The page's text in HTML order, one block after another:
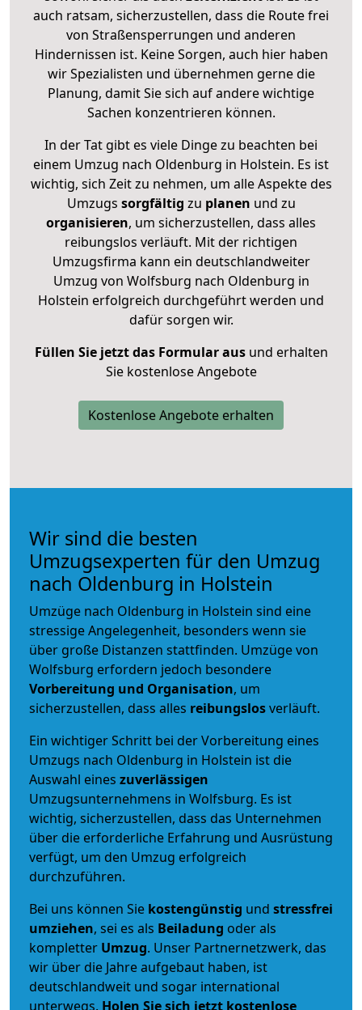
auch ratsam, sicherzustellen, dass die Route frei
von Straßensperrungen und anderen
Hindernissen ist. Keine Sorgen, auch hier haben
wir Spezialisten und übernehmen gerne die
Planung, damit Sie sich auf andere wichtige
Sachen konzentrieren können.
In der Tat gibt es viele Dinge zu beachten bei
einem Umzug nach Oldenburg in Holstein. Es ist
wichtig, sich Zeit zu nehmen, um alle Aspekte des
Umzugs sorgfältig zu planen und zu
organisieren, um sicherzustellen, dass alles
reibungslos verläuft. Mit der richtigen
Umzugsfirma kann ein deutschlandweiter
Umzug von Wolfsburg nach Oldenburg in
Holstein erfolgreich durchgeführt werden und
dafür sorgen wir.
Füllen Sie jetzt das Formular ausund erhalten
Sie kostenlose Angebote
Kostenlose Angebote erhalten
Wir sind die besten
Umzugsexperten für den Umzug
nach Oldenburg in Holstein
Umzüge nach Oldenburg in Holstein sind eine
stressige Angelegenheit, besonders wenn sie
über große Distanzen stattfinden. Umzüge von
Wolfsburg erfordern jedoch besondere
Vorbereitung und Organisation, um
sicherzustellen, dass alles reibungslosverläuft.
Ein wichtiger Schritt bei der Vorbereitung eines
Umzugs nach Oldenburg in Holstein ist die
Auswahl eines zuverlässigen
Umzugsunternehmens in Wolfsburg. Es ist
wichtig, sicherzustellen, dass das Unternehmen
über die erforderliche Erfahrung und Ausrüstung
verfügt, um den Umzug erfolgreich
durchzuführen.
Bei uns können Sie kostengünstig und stressfrei
umziehen, sei es als Beiladung oder als
kompletter Umzug. Unser Partnernetzwerk, das
wir über die Jahre aufgebaut haben, ist
deutschlandweit und sogar international
unterwegs. Holen Sie sich jetzt kostenlose